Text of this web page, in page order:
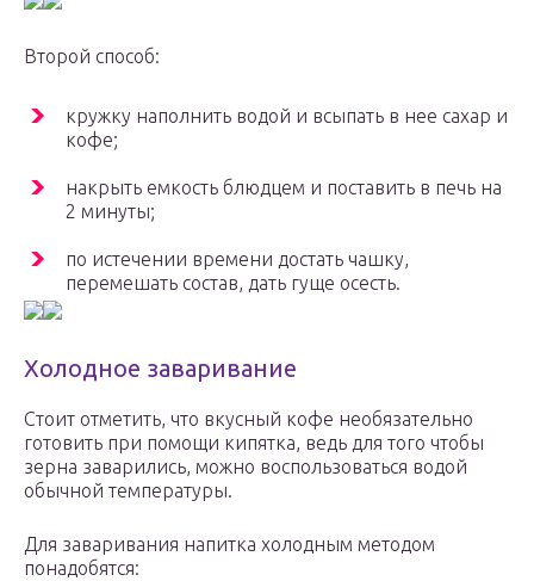
Второй способ:
кружку наполнить водой и всыпать в нее сахар и
кофе;
накрыть емкость блюдцем и поставить в печь на
2 минуты;
по истечении времени достать чашку,
перемешать состав, дать гуще осесть.
Холодное заваривание
Стоит отметить, что вкусный кофе необязательно
готовить при помощи кипятка, ведь для того чтобы
зерна заварились, можно воспользоваться водой
обычной температуры.
Для заваривания напитка холодным методом
понадобятся: